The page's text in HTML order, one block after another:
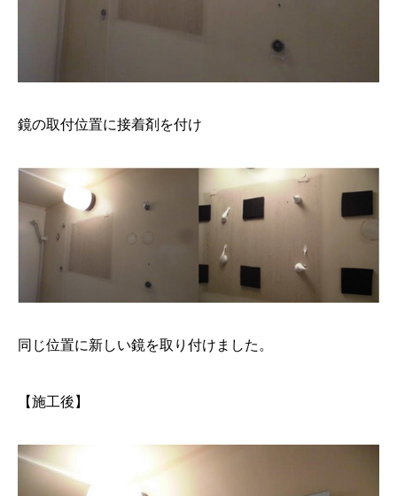
鏡の取付位置に接着剤を付け
同じ位置に新しい鏡を取り付けました。
【施工後】